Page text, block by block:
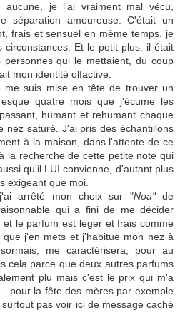
aucune, je l'ai vraiment mal vécu,
séparation amoureuse. C'était un
frais et sensuel en même temps. je
circonstances. Et le petit plus: il était
qui le mettaient, du coup
mon identité olfactive.
me suis mise en tête de trouver un
quatre mois que j'écume les
humant et rehumant chaque
nez saturé. J'ai pris des échantillons
à la maison, dans l'attente de ce
la recherche de cette petite note qui
qu'il LUI convienne, d'autant plus
exigeant que moi.
arrêté mon choix sur "Noa"de
qui a fini de me décider
le parfum est léger et frais comme
j'en mets et j'habitue mon nez à
me caractérisera, pour au
cela parce que deux autres parfums
plu mais c'est le prix qui m'a
pour la fête des mères par exemple
pas voir ici de message caché